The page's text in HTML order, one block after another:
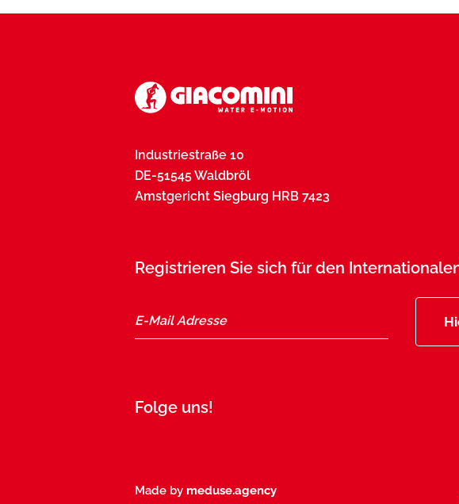
Industriestraße 10
DE-51545 Waldbröl
Amstgericht Siegburg HRB 7423
Registrieren Sie sich für den
Folge uns!
Made by meduse.agency